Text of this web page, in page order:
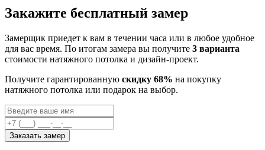
Закажите бесплатный замер
Замерщик приедет к вам в течении часа или в любое удобное
для вас время. По итогам замера вы получите 3 варианта
стоимости натяжного потолка и дизайн-проект.
Получите гарантированную скидку 68% на покупку
натяжного потолка или подарок на выбор.
Заказать замер